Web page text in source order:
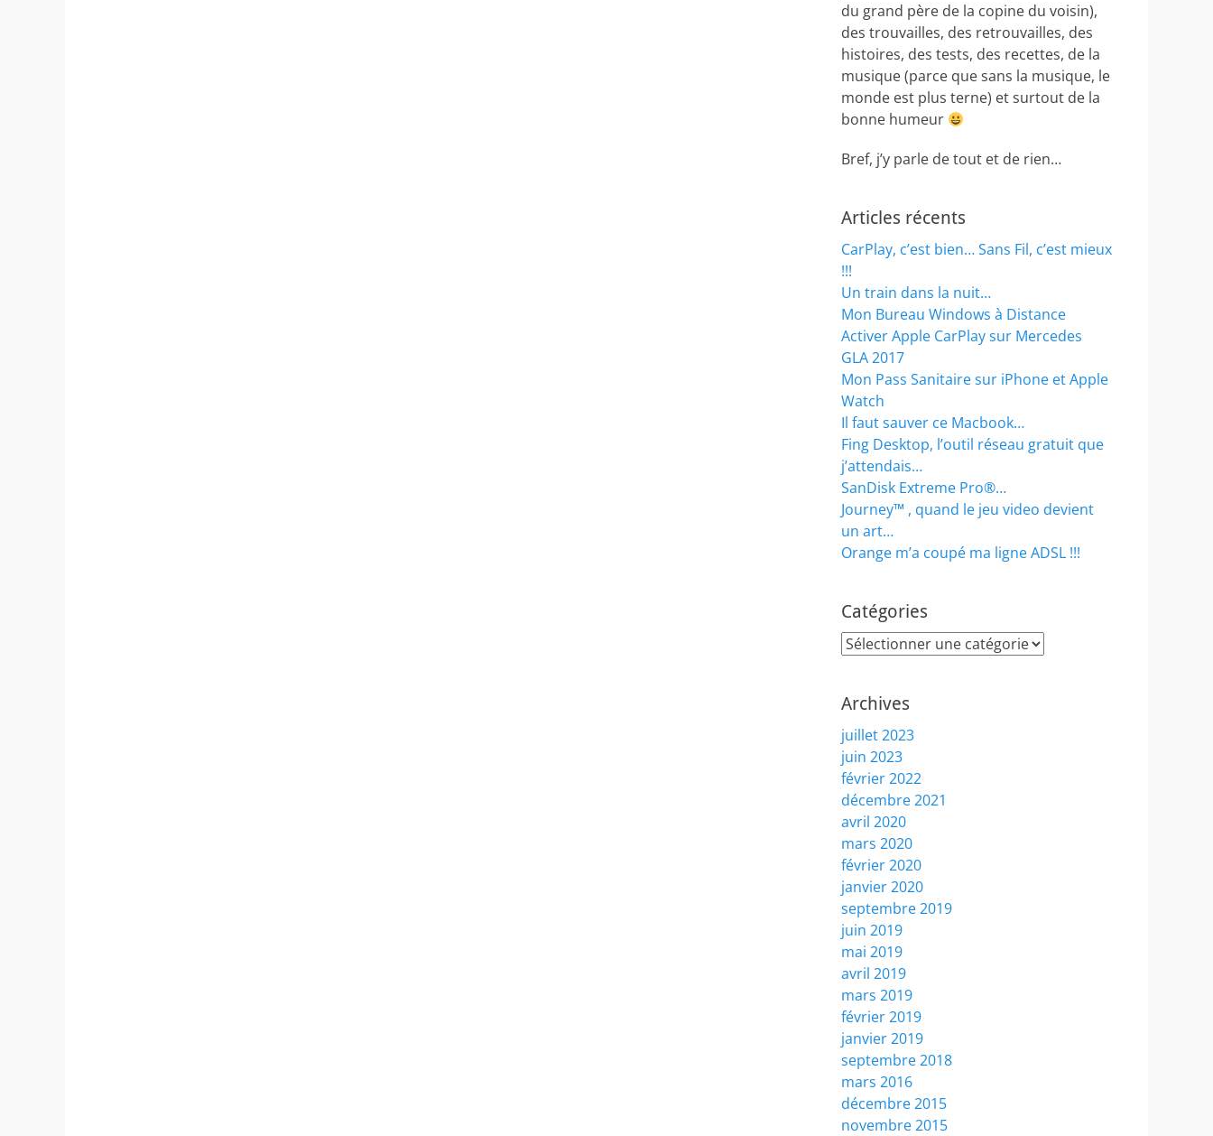
du grand père de la copine du voisin),
des trouvailles, des retrouvailles, des
histoires, des tests, des recettes, de la
musique (parce que sans la musique, le
monde est plus terne) et surtout de la
bonne humeur
Bref, j’y parle de tout et de rien…
Articles récents
CarPlay, c’est bien… Sans Fil, c’est mieux
!!!
Un train dans la nuit…
Mon Bureau Windows à Distance
Activer Apple CarPlay sur Mercedes
GLA 2017
Mon Pass Sanitaire sur iPhone et Apple
Watch
Il faut sauver ce Macbook…
Fing Desktop, l’outil réseau gratuit que
j’attendais…
SanDisk Extreme Pro®…
Journey™ , quand le jeu video devient
un art…
Orange m’a coupé ma ligne ADSL !!!
Catégories
Catégories
Archives
juillet 2023
juin 2023
février 2022
décembre 2021
avril 2020
mars 2020
février 2020
janvier 2020
septembre 2019
juin 2019
mai 2019
avril 2019
mars 2019
février 2019
janvier 2019
septembre 2018
mars 2016
décembre 2015
novembre 2015